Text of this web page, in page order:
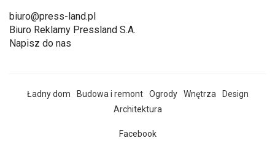
biuro@press-land.pl
Biuro Reklamy Pressland S.A.
Napisz do nas
Ładny dom Budowa i remont Ogrody Wnętrza
Design
Architektura
Facebook